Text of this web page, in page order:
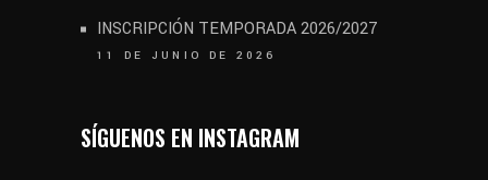
INSCRIPCIÓN TEMPORADA 2026/2027
11 DE JUNIO DE 2026
SÍGUENOS EN INSTAGRAM